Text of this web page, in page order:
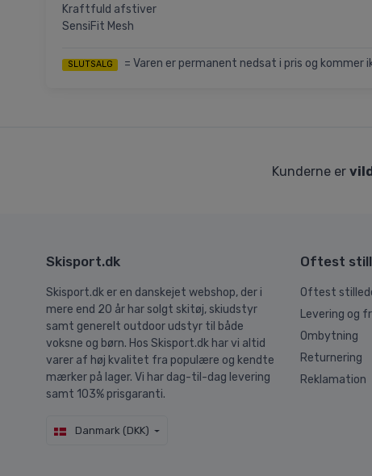
Kraftfuld afstiver
SensiFit Mesh
SLUTSALG = Varen er permanent nedsat i pris og
Kunderne er
Skisport.dk
Skisport.dk er en danskejet webshop, der i
mere end 20 år har solgt skitøj, skiudstyr
samt generelt outdoor udstyr til både
voksne og børn. Hos Skisport.dk har vi altid
varer af høj kvalitet fra populære og kendte
mærker på lager. Vi har dag-til-dag levering
samt 103% prisgaranti.
Danmark (DKK)
Oftest
Oftest
Levering og
Ombytning
Returnering
Reklamation